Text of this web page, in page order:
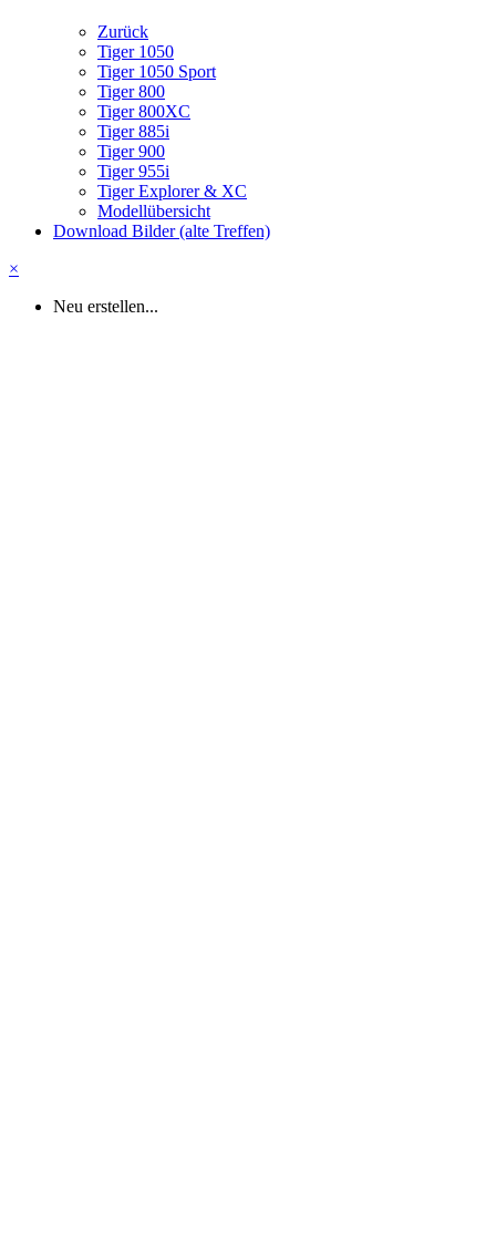
Zurück
Tiger 1050
Tiger 1050 Sport
Tiger 800
Tiger 800XC
Tiger 885i
Tiger 900
Tiger 955i
Tiger Explorer & XC
Modellübersicht
Download Bilder (alte Treffen)
×
Neu erstellen...